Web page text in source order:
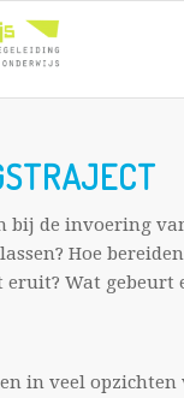
bij de invoering
Hoe
eruit? Wat gebeurt
in veel opzichten